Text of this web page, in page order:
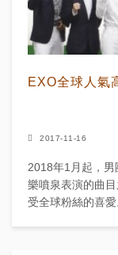
EXO全球人氣
2017-11-16
2018年1月起，
樂噴泉表演的曲目之一。 歌曲《Power》於
受全球粉絲的喜